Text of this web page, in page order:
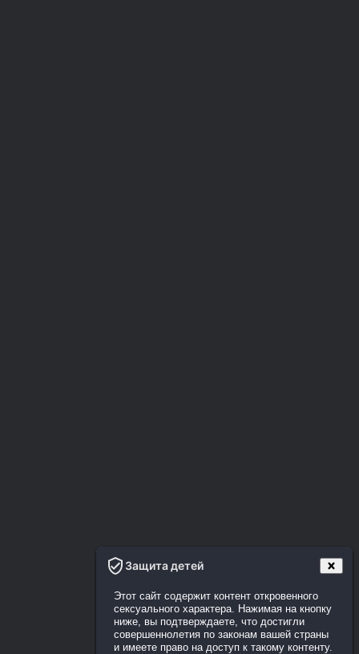
Защита детей
Этот сайт содержит контент откровенного
сексуального характера. Нажимая на кнопку
ниже, вы подтверждаете, что достигли
совершеннолетия по законам вашей страны
и имеете право на доступ к такому контенту.